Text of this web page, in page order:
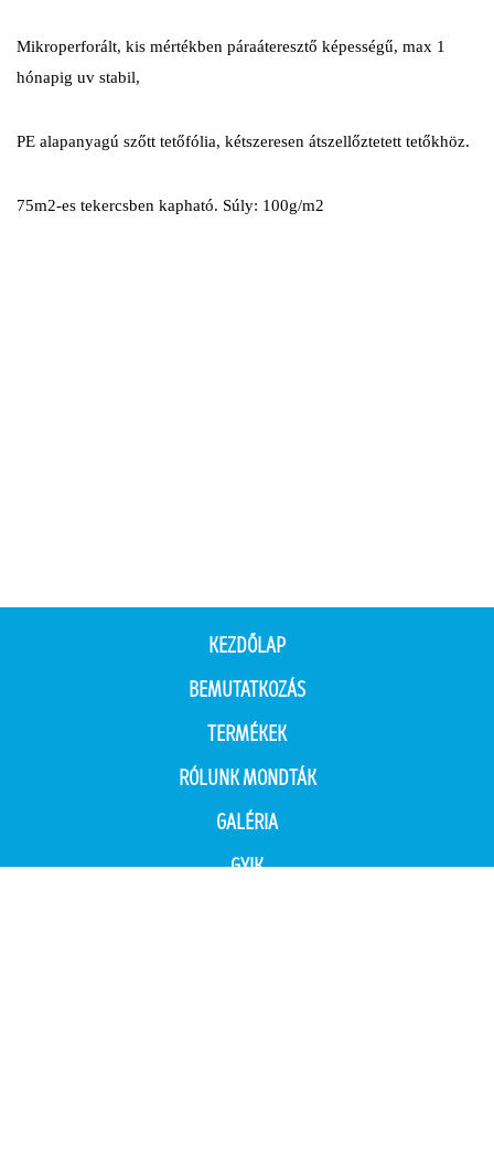
Mikroperforált, kis mértékben páraáteresztő képességű, max 1
hónapig uv stabil,
PE alapanyagú szőtt tetőfólia, kétszeresen átszellőztetett tetőkhöz.
75m2-es tekercsben kapható. Súly: 100g/m2
KEZDŐLAP
BEMUTATKOZÁS
TERMÉKEK
RÓLUNK MONDTÁK
GALÉRIA
GYIK